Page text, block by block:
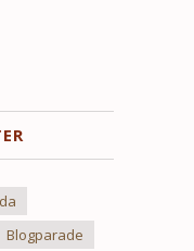
Blogparade